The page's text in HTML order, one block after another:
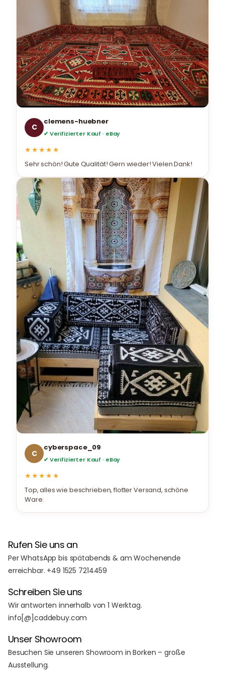
C
clemens-huebner
✔ Verifizierter Kauf · eBay
★★★★★
Sehr schön! Gute Qualität! Gern wieder! Vielen Dank!
C
cyberspace_09
✔ Verifizierter Kauf · eBay
★★★★★
Top, alles wie beschrieben, flotter Versand, schöne
Ware.
Rufen Sie uns an
Per WhatsApp bis spätabends & am Wochenende
erreichbar. +49 1525 7214459
Schreiben Sie uns
Wir antworten innerhalb von 1 Werktag.
info[@]caddebuy.com
Unser Showroom
Besuchen Sie unseren Showroom in Borken – große
Ausstellung.